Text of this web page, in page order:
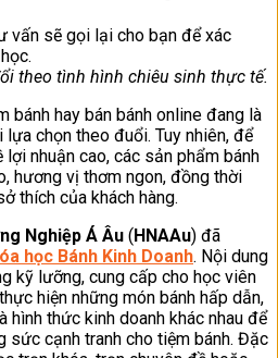
vấn sẽ gọi lại cho bạn để xác
theo tình hình chiêu sinh thực tế.
bánh hay bán bánh online đang là
chọn theo đuổi. Tuy nhiên, để
nhuận cao, các sản phẩm bánh
hương vị thơm ngon, đồng thời
thích của khách hàng.
Nghiệp Á Âu (HNAAu) đã
học Bánh Kinh Doanh. Nội dung
kỹ lưỡng, cung cấp cho học viên
hiện những món bánh hấp dẫn,
hình thức kinh doanh khác nhau để
sức cạnh tranh cho tiệm bánh. Đặc